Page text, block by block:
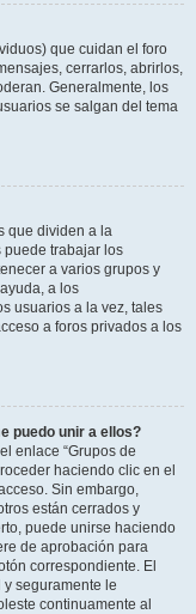
que cuidan el foro
cerrarlos, abrirlos,
Generalmente, los
se salgan del tema
que dividen a la
puede trabajar los
a varios grupos y
a los
usuarios a la vez, tales
a foros privados a los
puedo unir a ellos?
enlace “Grupos de
haciendo clic en el
Sin embargo,
están cerrados y
puede unirse haciendo
de aprobación para
correspondiente. El
seguramente le
continuamente al